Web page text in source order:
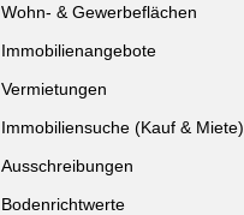
Wohn- & Gewerbeflächen
Immobilienangebote
Vermietungen
Immobiliensuche (Kauf & Miete)
Ausschreibungen
Bodenrichtwerte